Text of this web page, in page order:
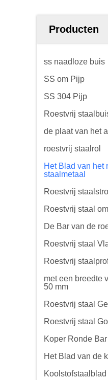
Producten
ss naadloze buis
SS om Pijp
SS 304 Pijp
Roestvrij
de plaat van het
roestvrij staalrol
Het Blad van het
staalmetaal
Roestvrij
Roestvrij staal
De Bar van de
Roestvrij staal
Roestvrij
met een breedte
50 mm
Roestvrij staal
Roestvrij staal
Koper Ronde Bar
Het Blad van de
Koolstofstaalblad